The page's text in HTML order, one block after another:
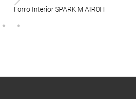
Forro Interior SPARK M AIROH